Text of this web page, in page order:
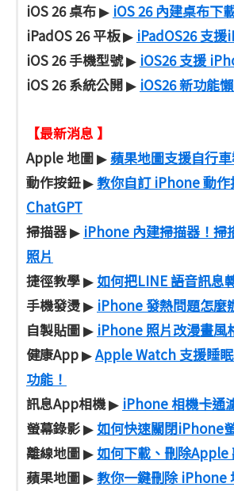
iOS 26 桌布▶ iOS 26 內建桌布下
iPadOS 26 平板▶ iPadOS26 支援
iOS 26 手機型號▶ iOS26 支援
iOS 26 系統公開▶ iOS26 新功能
【最新消息 】
Apple 地圖▶蘋果地圖支援自行車
動作按鈕▶教你自訂 iPhone 動
ChatGPT
掃描器▶ iPhone 內建掃描器！掃
照片
捷徑教學▶如何把LINE 語音訊息
手機發燙▶ iPhone 發熱問題怎麼
自製貼圖▶ iPhone 照片改漫畫風
健康App▶Apple Watch 支援睡
功能！
訊息App相機▶ iPhone 相機卡通
螢幕錄影▶如何快速關閉iPhone
離線地圖▶如何下載、刪除Apple
蘋果地圖▶教你一鍵刪除 iPhone